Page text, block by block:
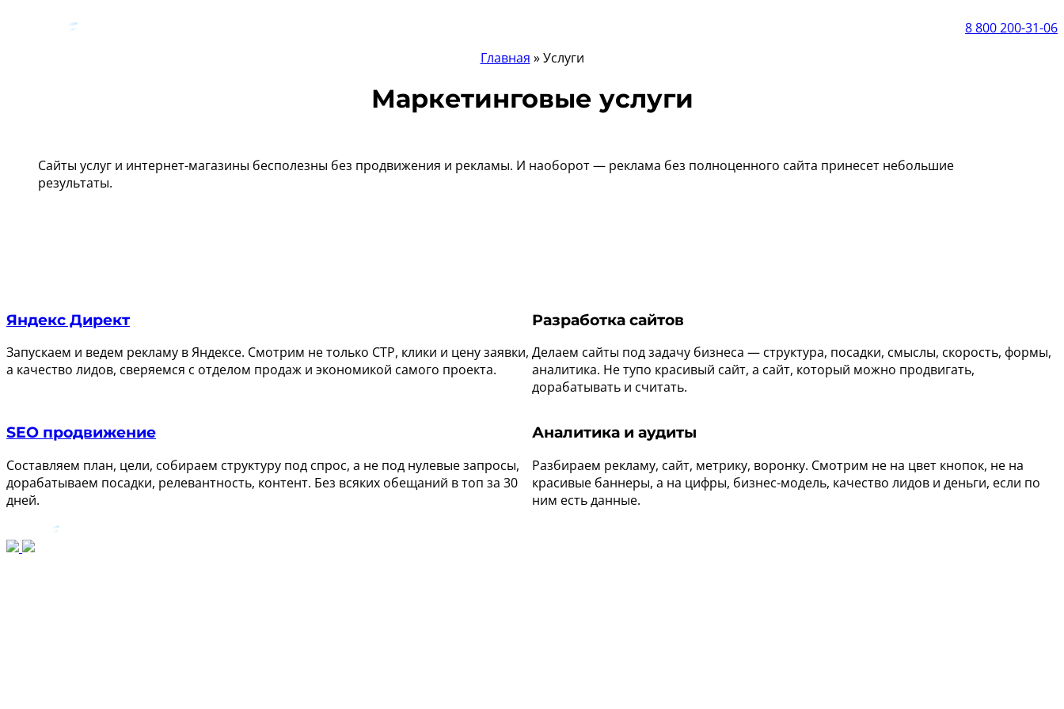
8 800 200-31-06
Главная »Услуги
Маркетинговые услуги
Сайты услуг и интернет-магазины бесполезны без продвижения и рекламы. И наоборот — реклама без полноценного сайта принесет небольшие
результаты.
Яндекс Директ
Запускаем и ведем рекламу в Яндексе. Смотрим не только СТР, клики и цену заявки,
а качество лидов, сверяемся с отделом продаж и экономикой самого проекта.
Разработка сайтов
Делаем сайты под задачу бизнеса — структура, посадки, смыслы, скорость, формы,
аналитика. Не тупо красивый сайт, а сайт, который можно продвигать,
дорабатывать и считать.
SEO продвижение
Составляем план, цели, собираем структуру под спрос, а не под нулевые запросы,
дорабатываем посадки, релевантность, контент. Без всяких обещаний в топ за 30
дней.
Аналитика и аудиты
Разбираем рекламу, сайт, метрику, воронку. Смотрим не на цвет кнопок, не на
красивые баннеры, а на цифры, бизнес-модель, качество лидов и деньги, если по
ним есть данные.